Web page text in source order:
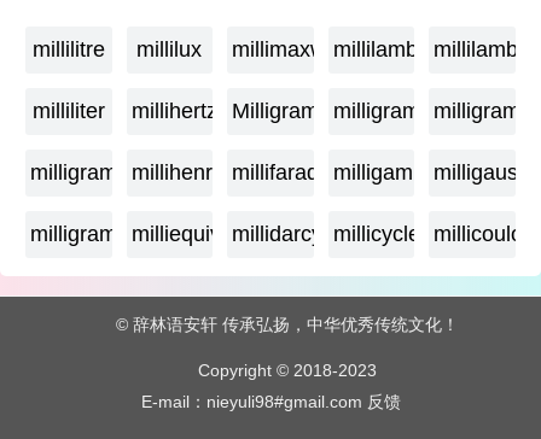
millilitre millilux millimaxwellmillilambda
milliliter millihertz Milligramagemilligrame
milligrammemillihenry millifarad milligammamilligauss
milligram milliequivalentmillidarcy millicycle
© 辞林语安轩 传承弘扬，中华优秀传统文化！
Copyright © 2018-2023
E-mail：nieyuli98#gmail.com 反馈